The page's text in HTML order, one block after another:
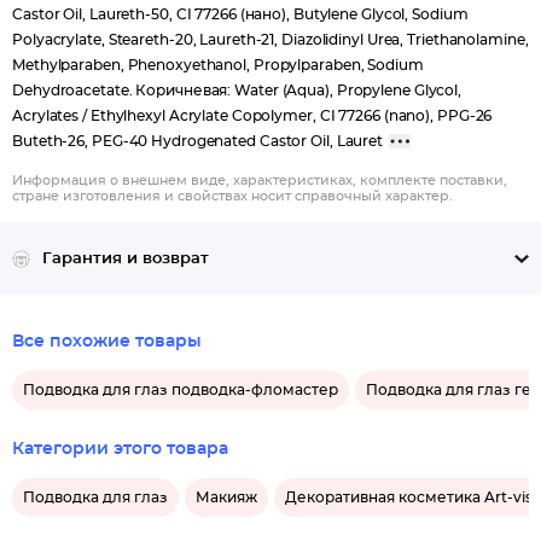
Castor Oil, Laureth-50, CI 77266 (нано), Butylene Glycol, Sodium
Polyacrylate, Steareth-20, Laureth-21, Diazolidinyl Urea, Triethanolamine,
Methylparaben, Phenoxyethanol, Propylparaben, Sodium
Dehydroacetate. Коричневая: Water (Aqua), Propylene Glycol,
Acrylates / Ethylhexyl Acrylate Copolymer, CI 77266 (nano), PPG-26
Buteth-26, PEG-40 Hydrogenated Castor Oil, Lauret
Информация о внешнем виде, характеристиках, комплекте поставки,
стране изготовления и свойствах носит справочный характер.
Гарантия и возврат
Все похожие товары
Подводка для глаз подводка-фломастер Подводка для глаз
Категории этого товара
Подводка для глаз Макияж Декоративная косметика Art-